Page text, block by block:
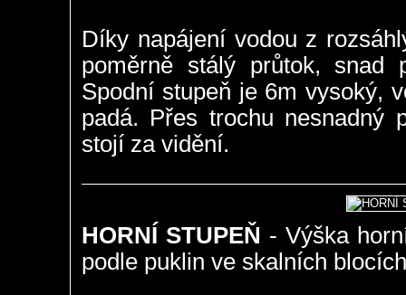
Díky napájení vodou z
poměrně stálý průtok, snad
Spodní stupeň je 6m vysoký,
padá. Přes trochu nesnadný
stojí za vidění.
HORNÍ STUPEŇ - Výška
podle puklin ve skalních